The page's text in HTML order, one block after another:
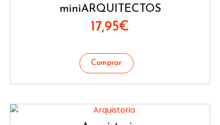
miniARQUITECTOS
17,95€